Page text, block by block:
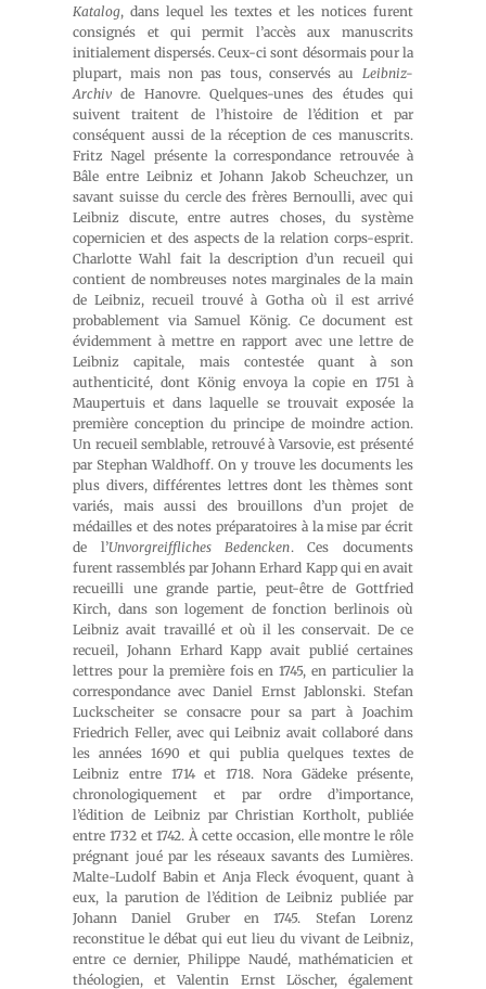
Katalog, dans lequel les textes et les notices furent
consignés et qui permit l’accès aux manuscrits
initialement dispersés. Ceux-ci sont désormais pour la
plupart, mais non pas tous, conservés au Leibniz-
Archiv de Hanovre. Quelques-unes des études qui
suivent traitent de l’histoire de l’édition et par
conséquent aussi de la réception de ces manuscrits.
Fritz Nagel présente la correspondance retrouvée à
Bâle entre Leibniz et Johann Jakob Scheuchzer, un
savant suisse du cercle des frères Bernoulli, avec qui
Leibniz discute, entre autres choses, du système
copernicien et des aspects de la relation corps-esprit.
Charlotte Wahl fait la description d’un recueil qui
contient de nombreuses notes marginales de la main
de Leibniz, recueil trouvé à Gotha où il est arrivé
probablement via Samuel König. Ce document est
évidemment à mettre en rapport avec une lettre de
Leibniz capitale, mais contestée quant à son
authenticité, dont König envoya la copie en 1751 à
Maupertuis et dans laquelle se trouvait exposée la
première conception du principe de moindre action.
Un recueil semblable, retrouvé à Varsovie, est présenté
par Stephan Waldhoff. On y trouve les documents les
plus divers, différentes lettres dont les thèmes sont
variés, mais aussi des brouillons d’un projet de
médailles et des notes préparatoires à la mise par écrit
de l’Unvorgreiffliches Bedencken. Ces documents
furent rassemblés par Johann Erhard Kapp qui en avait
recueilli une grande partie, peut-être de Gottfried
Kirch, dans son logement de fonction berlinois où
Leibniz avait travaillé et où il les conservait. De ce
recueil, Johann Erhard Kapp avait publié certaines
lettres pour la première fois en 1745, en particulier la
correspondance avec Daniel Ernst Jablonski. Stefan
Luckscheiter se consacre pour sa part à Joachim
Friedrich Feller, avec qui Leibniz avait collaboré dans
les années 1690 et qui publia quelques textes de
Leibniz entre 1714 et 1718. Nora Gädeke présente,
chronologiquement et par ordre d’importance,
l’édition de Leibniz par Christian Kortholt, publiée
entre 1732 et 1742. À cette occasion, elle montre le rôle
prégnant joué par les réseaux savants des Lumières.
Malte-Ludolf Babin et Anja Fleck évoquent, quant à
eux, la parution de l’édition de Leibniz publiée par
Johann Daniel Gruber en 1745. Stefan Lorenz
reconstitue le débat qui eut lieu du vivant de Leibniz,
entre ce dernier, Philippe Naudé, mathématicien et
théologien, et Valentin Ernst Löscher, également